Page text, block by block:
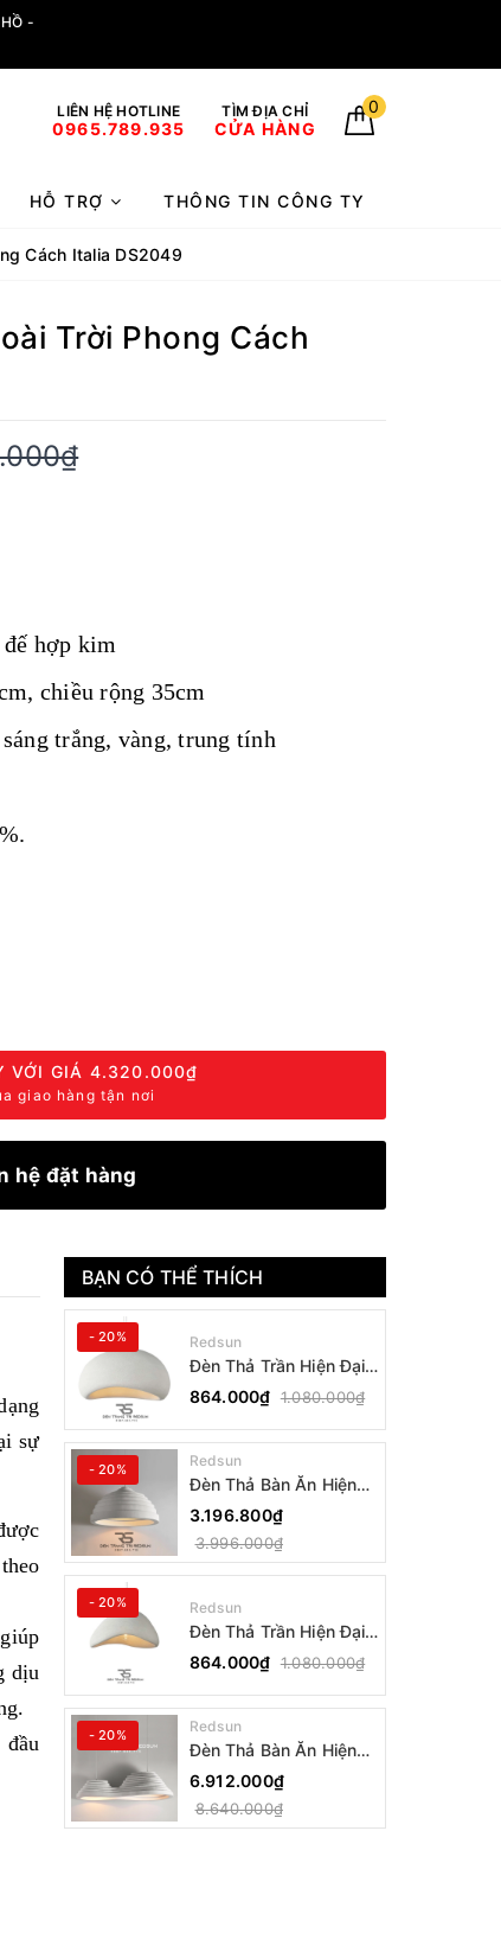
-
LIÊN HỆ HOTLINE
0965.789.935
TÌM ĐỊA CHỈ
CỬA HÀNG
0
HỖ TRỢ THÔNG TIN CÔNG TY
Cách Italia DS2049
Trời Phong Cách
hợp kim
chiều rộng 35cm
trắng, vàng, trung tính
VỚI GIÁ 4.320.000₫
giao hàng tận nơi
hệ đặt hàng
sự
dịu
BẠN CÓ THỂ THÍCH
- 20% Redsun
Đèn Thả Trần Hiện Đại
Phong Cách Nhật Bản
Wabi-sabi CDT-T036
Dáng B
864.000₫ 1.080.000₫
- 20% Redsun
Đèn Thả Bàn Ăn Hiện
Đại Bậc Thang Đơn
Phong Cách Nhật Bản
Wabi-sabi DC-T078B
3.196.800₫
3.996.000₫
- 20% Redsun
Đèn Thả Trần Hiện Đại
Phong Cách Nhật Bản
Wabi-sabi CDT-T036
Dáng A
864.000₫ 1.080.000₫
- 20% Redsun
Đèn Thả Bàn Ăn Hiện
Đại Bậc Thang Đôi
Phong Cách Nhật Bản
Wabi-sabi DC-T078A
6.912.000₫
8.640.000₫